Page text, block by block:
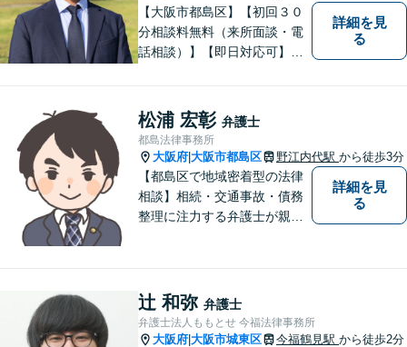
【大阪市都島区】【初回３０
分相談料無料（来所面談・電
話相談）】【即日対応可】
【高倉町三丁目バス停徒歩１
分】【当日・夜間・休日相談
可】刑事事件/相続問題/離婚問
題など経験と知識をもとに、
依頼者様の不安を解消し、問
題解決へ導きます
詳細を見
る
松浦 宏彰 弁護士
都島法律事務所
大阪府 大阪市都島区 野江内代駅 から徒歩3分
【都島区で地域密着型の法律
相談】相続・交通事故・債務
整理に注力する弁護士が親身
様、まずはお気軽にご連絡く
ださい。初回面談予約受付中
詳細を見
る
辻 和弥 弁護士
弁護士法人ももとせ 今福法律事務所
大阪府 大阪市城東区 今福鶴見駅 から徒歩2分